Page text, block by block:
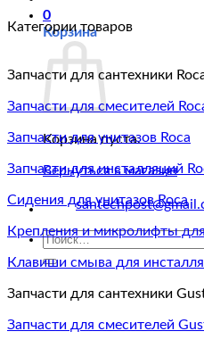
0
Корзина
Корзина пуста.
Вернуться в магазин
Искать:
Категории товаров
Запчасти для сантехники
Запчасти для смесителей
Запчасти для унитазов Roca
Запчасти для инсталляций
Сидения для унитазов Roca
Крепления и микролифты
Клавиши смыва для
Запчасти для сантехники
Запчасти для смесителей